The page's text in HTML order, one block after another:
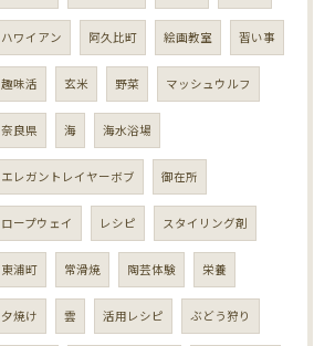
ハワイアン 阿久比町 絵画教室 習い事
趣味活 玄米 野菜 マッシュウルフ
奈良県 海 海水浴場
エレガントレイヤーボブ 御在所
ロープウェイ レシピ スタイリング剤
東浦町 常滑焼 陶芸体験 栄養
夕焼け 雲 活用レシピ ぶどう狩り